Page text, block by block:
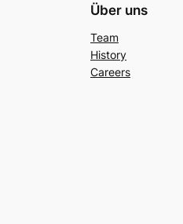
Über uns
Team
History
Careers